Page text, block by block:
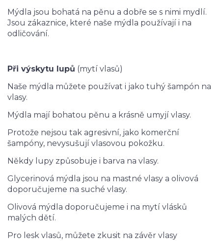
Mýdla jsou bohatá na pěnu a dobře se s nimi mydlí.
Jsou zákaznice, které naše mýdla používají i na
odličování.
Při výskytu lupů (mytí vlasů)
Naše mýdla můžete používat i jako tuhý šampón na
vlasy.
Mýdla mají bohatou pěnu a krásně umyjí vlasy.
Protože nejsou tak agresivní, jako komerční
šampóny, nevysušují vlasovou pokožku.
Někdy lupy způsobuje i barva na vlasy.
Glycerinová mýdla jsou na mastné vlasy a olivová
doporučujeme na suché vlasy.
Olivová mýdla doporučujeme i na mytí vlásků
malých dětí.
Pro lesk vlasů, můžete zkusit na závěr vlasy